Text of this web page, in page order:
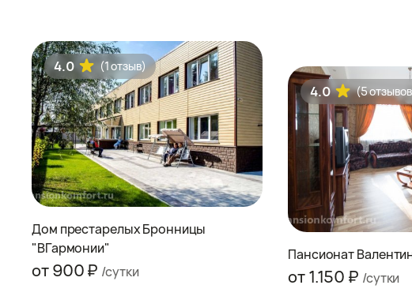
4.0 (1 отзыв)
Дом престарелых Бронницы
"ВГармонии"
от 900 ₽ /сутки
4.0 (5
Пансионат
от 1.150 ₽ /сутки